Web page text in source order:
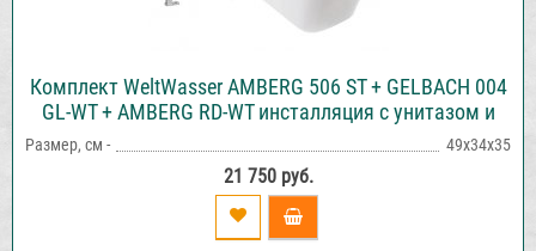
Комплект WeltWasser AMBERG 506 ST + GELBACH 004
GL-WT + AMBERG RD-WT инсталляция с унитазом и
Размер, см - 49х34х35
21 750 руб.